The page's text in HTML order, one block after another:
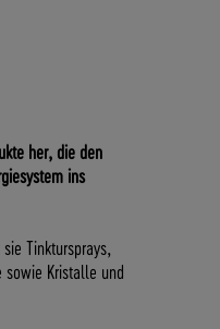
her, die den
ins
Tinktursprays,
sowie Kristalle und